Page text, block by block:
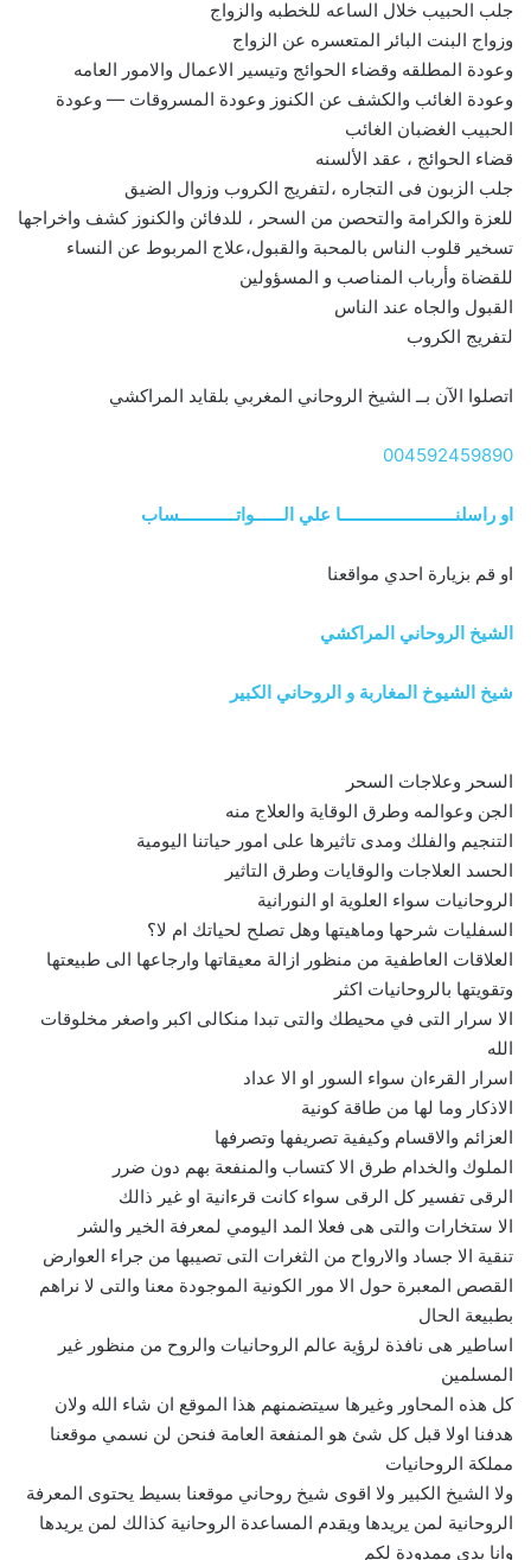
جلب الحبيب خلال الساعه للخطبه والزواج
وزواج البنت البائر المتعسره عن الزواج
وعودة المطلقه وقضاء الحوائج وتيسير الاعمال والامور العامه
وعودة الغائب والكشف عن الكنوز وعودة المسروقات — وعودة
الحبيب الغضبان الغائب
قضاء الحوائج ، عقد الألسنه
جلب الزبون فى التجاره ،لتفريج الكروب وزوال الضيق
للعزة والكرامة والتحصن من السحر ، للدفائن والكنوز كشف واخراجها
تسخير قلوب الناس بالمحبة والقبول،علاج المربوط عن النساء
للقضاة وأرباب المناصب و المسؤولين
القبول والجاه عند الناس
لتفريج الكروب
اتصلوا الآن بــ الشيخ الروحاني المغربي بلقايد المراكشي
004592459890
او راسلنــــــــــــــــــــــــا علي الــــــواتــــــــــــساب
او قم بزيارة احدي مواقعنا
الشيخ الروحاني المراكشي
شيخ الشيوخ المغاربة و الروحاني الكبير
السحر وعلاجات السحر
الجن وعوالمه وطرق الوقاية والعلاج منه
التنجيم والفلك ومدى تاثيرها على امور حياتنا اليومية
الحسد العلاجات والوقايات وطرق التاثير
الروحانيات سواء العلوية او النورانية
السفليات شرحها وماهيتها وهل تصلح لحياتك ام لا؟
العلاقات العاطفية من منظور ازالة معيقاتها وارجاعها الى طبيعتها
وتقويتها بالروحانيات اكثر
الا سرار التى في محيطك والتى تبدا منكالى اكبر واصغر مخلوقات
الله
اسرار القرءان سواء السور او الا عداد
الاذكار وما لها من طاقة كونية
العزائم والاقسام وكيفية تصريفها وتصرفها
الملوك والخدام طرق الا كتساب والمنفعة بهم دون ضرر
الرقى تفسير كل الرقى سواء كانت قرءانية او غير ذالك
الا ستخارات والتى هى فعلا المد اليومي لمعرفة الخير والشر
تنقية الا جساد والارواح من الثغرات التى تصيبها من جراء العوارض
القصص المعبرة حول الا مور الكونية الموجودة معنا والتى لا نراهم
بطبيعة الحال
اساطير هى نافذة لرؤية عالم الروحانيات والروح من منظور غير
المسلمين
كل هذه المحاور وغيرها سيتضمنهم هذا الموقع ان شاء الله ولان
هدفنا اولا قبل كل شئ هو المنفعة العامة فنحن لن نسمي موقعنا
مملكة الروحانيات
ولا الشيخ الكبير ولا اقوى شيخ روحاني موقعنا بسيط يحتوى المعرفة
الروحانية لمن يريدها ويقدم المساعدة الروحانية كذالك لمن يريدها
وانا يدي ممدودة لكم